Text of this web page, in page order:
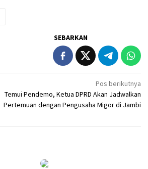
SEBARKAN
Pos berikutnya
Temui Pendemo, Ketua DPRD Akan Jadwalkan
Pertemuan dengan Pengusaha Migor di Jambi